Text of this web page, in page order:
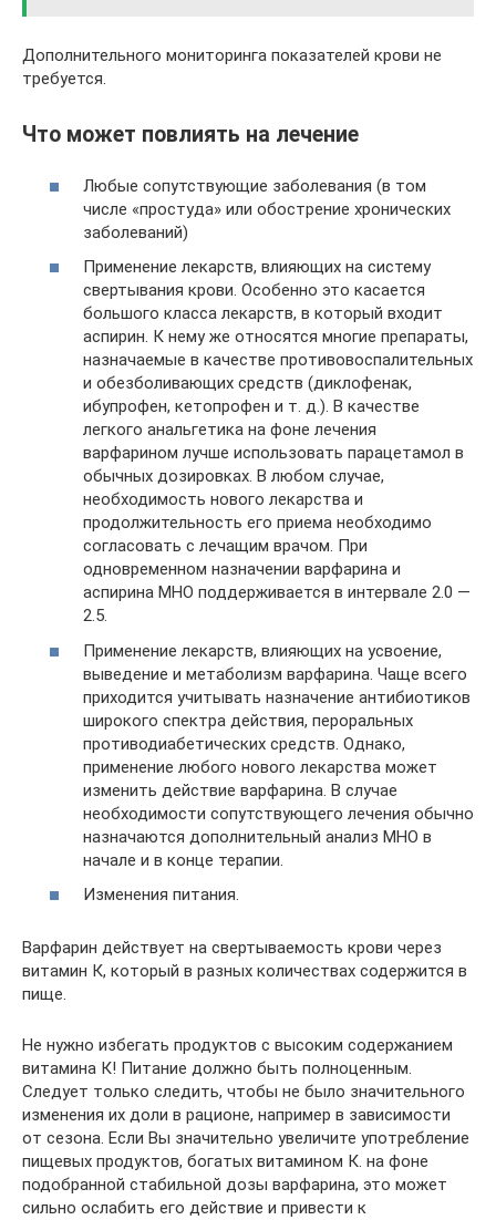
Дополнительного мониторинга показателей крови не
требуется.
Что может повлиять на лечение
Любые сопутствующие заболевания (в том
числе «простуда» или обострение хронических
заболеваний)
Применение лекарств, влияющих на систему
свертывания крови. Особенно это касается
большого класса лекарств, в который входит
аспирин. К нему же относятся многие препараты,
назначаемые в качестве противовоспалительных
и обезболивающих средств (диклофенак,
ибупрофен, кетопрофен и т. д.). В качестве
легкого анальгетика на фоне лечения
варфарином лучше использовать парацетамол в
обычных дозировках. В любом случае,
необходимость нового лекарства и
продолжительность его приема необходимо
согласовать с лечащим врачом. При
одновременном назначении варфарина и
аспирина МНО поддерживается в интервале 2.0 —
2.5.
Применение лекарств, влияющих на усвоение,
выведение и метаболизм варфарина. Чаще всего
приходится учитывать назначение антибиотиков
широкого спектра действия, пероральных
противодиабетических средств. Однако,
применение любого нового лекарства может
изменить действие варфарина. В случае
необходимости сопутствующего лечения обычно
назначаются дополнительный анализ МНО в
начале и в конце терапии.
Изменения питания.
Варфарин действует на свертываемость крови через
витамин К, который в разных количествах содержится в
пище.
Не нужно избегать продуктов с высоким содержанием
витамина К! Питание должно быть полноценным.
Следует только следить, чтобы не было значительного
изменения их доли в рационе, например в зависимости
от сезона. Если Вы значительно увеличите употребление
пищевых продуктов, богатых витамином К. на фоне
подобранной стабильной дозы варфарина, это может
сильно ослабить его действие и привести к